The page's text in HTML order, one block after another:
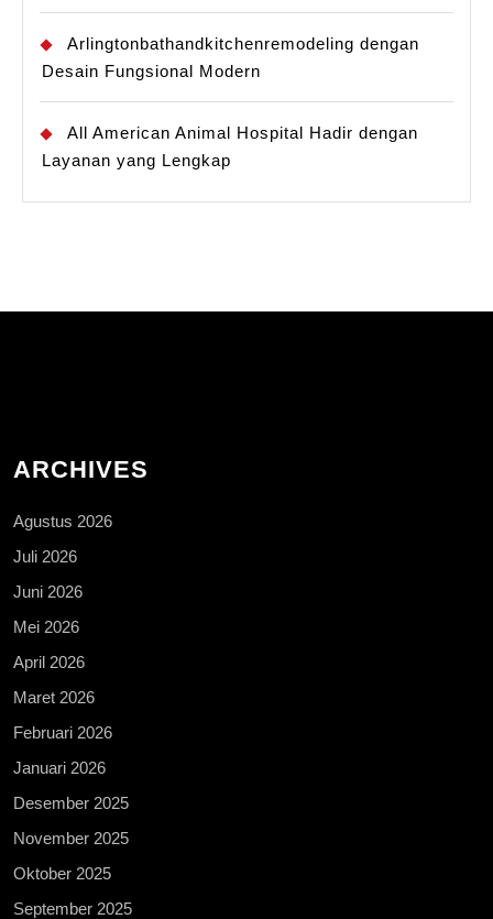
Arlingtonbathandkitchenremodeling dengan
Desain Fungsional Modern
All American Animal Hospital Hadir dengan
Layanan yang Lengkap
ARCHIVES
Agustus 2026
Juli 2026
Juni 2026
Mei 2026
April 2026
Maret 2026
Februari 2026
Januari 2026
Desember 2025
November 2025
Oktober 2025
September 2025